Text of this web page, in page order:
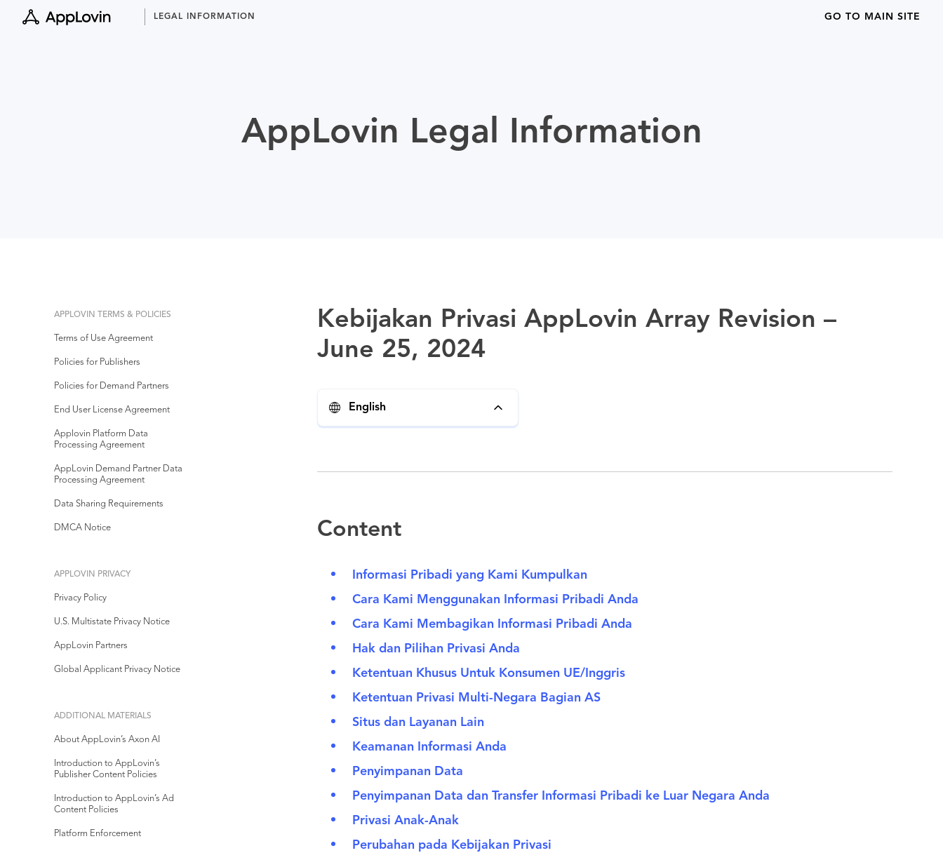
LEGAL INFORMATION GO TO MAIN SITE
AppLovin Legal Information
APPLOVIN TERMS & POLICIES
Terms of Use Agreement
Policies for Publishers
Policies for Demand Partners
End User License Agreement
Applovin Platform Data
Processing Agreement
AppLovin Demand Partner Data
Processing Agreement
Data Sharing Requirements
DMCA Notice
APPLOVIN PRIVACY
Privacy Policy
U.S. Multistate Privacy Notice
AppLovin Partners
Global Applicant Privacy Notice
ADDITIONAL MATERIALS
About AppLovin’s Axon AI
Introduction to AppLovin’s
Publisher Content Policies
Introduction to AppLovin’s Ad
Content Policies
Platform Enforcement
Kebijakan Privasi AppLovin Array Revision –
June 25, 2024
English
Content
Informasi Pribadi yang Kami Kumpulkan
Cara Kami Menggunakan Informasi Pribadi Anda
Cara Kami Membagikan Informasi Pribadi Anda
Hak dan Pilihan Privasi Anda
Ketentuan Khusus Untuk Konsumen UE/Inggris
Ketentuan Privasi Multi-Negara Bagian AS
Situs dan Layanan Lain
Keamanan Informasi Anda
Penyimpanan Data
Penyimpanan Data dan Transfer Informasi Pribadi ke Luar Negara Anda
Privasi Anak-Anak
Perubahan pada Kebijakan Privasi